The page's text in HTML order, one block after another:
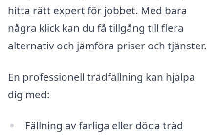
hitta rätt expert för jobbet. Med bara
några klick kan du få tillgång till flera
alternativ och jämföra priser och tjänster.
En professionell trädfällning kan hjälpa
dig med:
Fällning av farliga eller döda träd